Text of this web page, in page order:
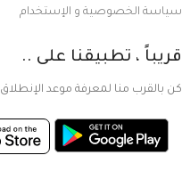
سياسة الخصوصية و الإستخدام
قريباً ، تطبيقنا على ..
كن بالقرب منا لمعرفة موعد الإنطلاق